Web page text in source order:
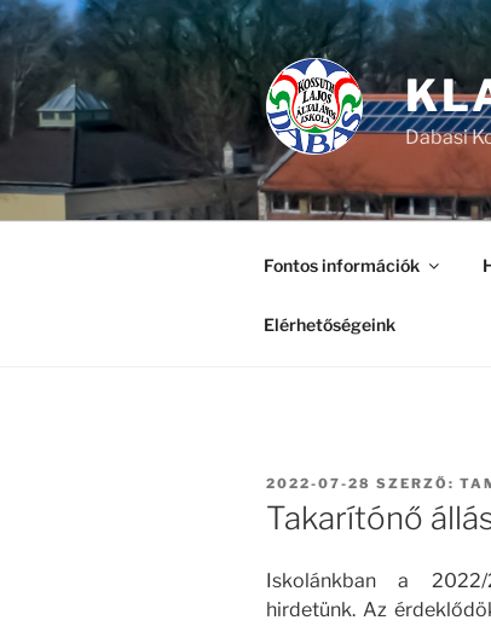
Tartalomhoz
Dabasi
Fontos információk
Elérhetőségeink
BEKÜLDVE:
2022-07-28 SZERZŐ:
Takarítónő
Iskolánkban a
hirdetünk. Az